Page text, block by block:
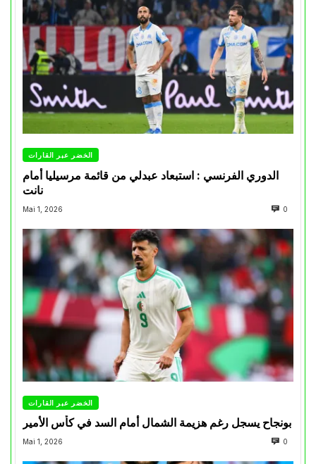
الخضر عبر القارات
الدوري الفرنسي : استبعاد عبدلي من قائمة مرسيليا أمام
نانت
Mai 1, 2026 0
الخضر عبر القارات
بونجاح يسجل رغم هزيمة الشمال أمام السد في كأس الأمير
Mai 1, 2026 0